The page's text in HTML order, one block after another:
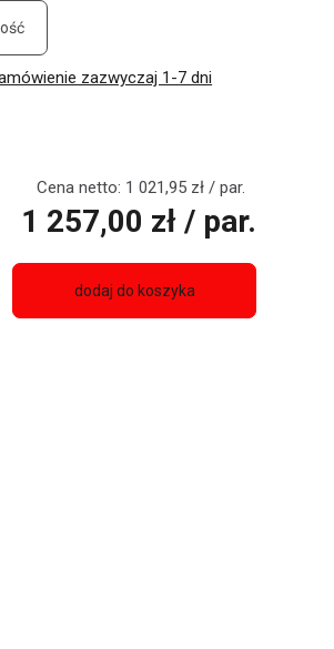
zazwyczaj 1-7 dni
Cena netto: 1 021,95 zł/ par.
1 257,00 zł/ par.
dodaj do koszyka